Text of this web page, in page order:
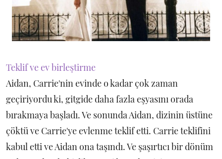
Teklif ve ev birleştirme
Aidan, Carrie'nin evinde o kadar çok zaman
geçiriyordu ki, gitgide daha fazla eşyasını orada
bırakmaya başladı. Ve sonunda Aidan, dizinin üstüne
çöktü ve Carrie'ye evlenme teklif etti. Carrie teklifini
kabul etti ve Aidan ona taşındı. Ve şaşırtıcı bir dönüm